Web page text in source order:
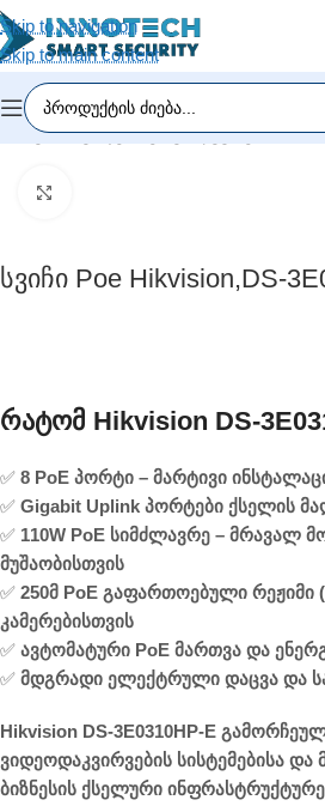
Skip to navigation
Skip to main content
მთავარი/ვიდეომეთვალყურეობა/
Სვიჩი Poe Hikvision,DS-
Რატომ Hikvision DS-
✅ 8 PoE პორტი – მარტივი
✅ Gigabit Uplink პორტები ქსელის
✅ 110W PoE სიმძლავრე – მრავალ
მუშაობისთვის
✅ 250მ PoE გაფართოებული რეჟიმი
კამერებისთვის
✅ ავტომატური PoE მართვა და
✅ მდგრადი ელექტრული დაცვა და
Hikvision DS-3E0310HP-E
ვიდეოდაკვირვების სისტემებისა
ბიზნესის ქსელური